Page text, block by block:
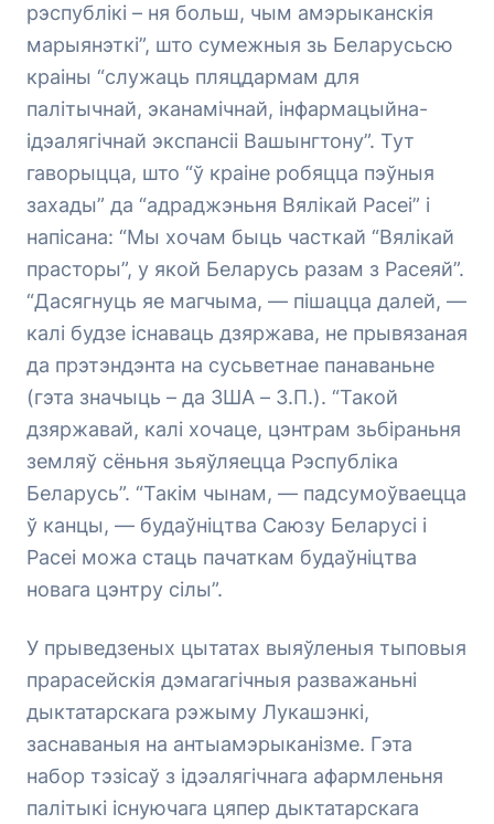
рэспублікі – ня больш, чым амэрыканскія
марыянэткі”, што сумежныя зь Беларусьсю
краіны “служаць пляцдармам для
палітычнай, эканамічнай, інфармацыйна-
ідэалягічнай экспансіі Вашынгтону”. Тут
гаворыцца, што “ў краіне робяцца пэўныя
захады” да “адраджэньня Вялікай Расеі” і
напісана: “Мы хочам быць часткай “Вялікай
прасторы”, у якой Беларусь разам з Расеяй”.
“Дасягнуць яе магчыма, — пішацца далей, —
калі будзе існаваць дзяржава, не прывязаная
да прэтэндэнта на сусьветнае панаваньне
(гэта значыць – да ЗША – З.П.). “Такой
дзяржавай, калі хочаце, цэнтрам зьбіраньня
земляў сёньня зьяўляецца Рэспубліка
Беларусь”. “Такім чынам, — падсумоўваецца
ў канцы, — будаўніцтва Саюзу Беларусі і
Расеі можа стаць пачаткам будаўніцтва
новага цэнтру сілы”.
У прыведзеных цытатах выяўленыя тыповыя
прарасейскія дэмагагічныя разважаньні
дыктатарскага рэжыму Лукашэнкі,
заснаваныя на антыамэрыканізме. Гэта
набор тэзісаў з ідэалягічнага афармленьня
палітыкі існуючага цяпер дыктатарскага